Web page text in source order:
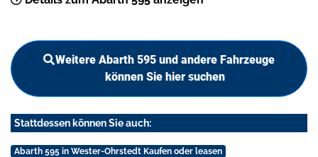
Weitere Abarth 595 und andere Fahrzeuge
können Sie hier suchen
Stattdessen können Sie auch:
Abarth 595 in Wester-Ohrstedt Kaufen oder leasen